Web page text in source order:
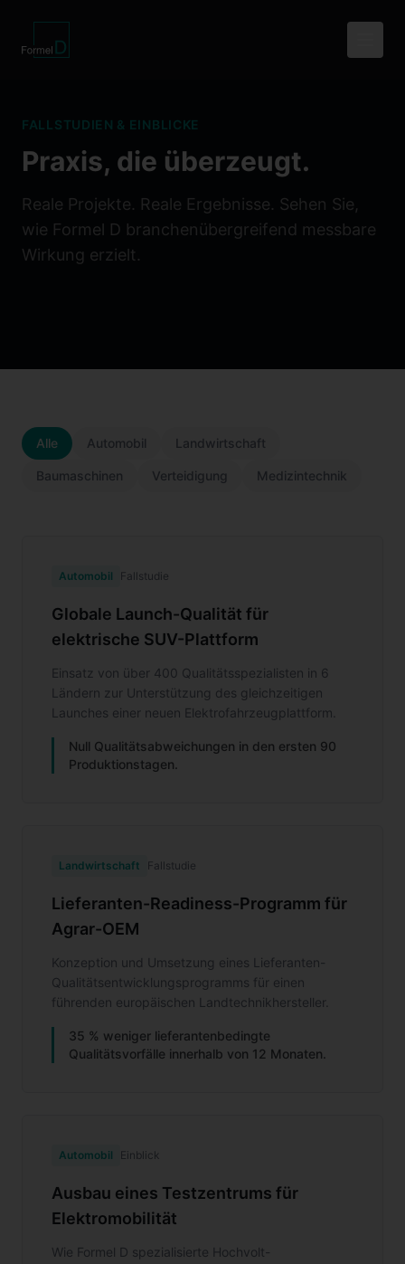
FALLSTUDIEN & EINBLICKE
Praxis, die überzeugt.
Reale Projekte. Reale Ergebnisse. Sehen Sie,
wie Formel D branchenübergreifend messbare
Wirkung erzielt.
Alle Automobil Landwirtschaft
Baumaschinen Verteidigung Medizintechnik
Automobil Fallstudie
Globale Launch-Qualität für
elektrische SUV-Plattform
Einsatz von über 400 Qualitätsspezialisten in 6
Ländern zur Unterstützung des gleichzeitigen
Launches einer neuen Elektrofahrzeugplattform.
Null Qualitätsabweichungen in den ersten 90
Produktionstagen.
Landwirtschaft Fallstudie
Lieferanten-Readiness-Programm für
Agrar-OEM
Konzeption und Umsetzung eines Lieferanten-
Qualitätsentwicklungsprogramms für einen
führenden europäischen Landtechnikhersteller.
35 % weniger lieferantenbedingte
Qualitätsvorfälle innerhalb von 12 Monaten.
Automobil Einblick
Ausbau eines Testzentrums für
Elektromobilität
Wie Formel D spezialisierte Hochvolt-